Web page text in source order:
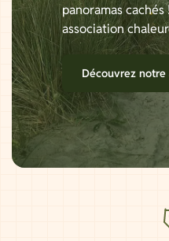
panoramas cachés
association
Découvrez notre